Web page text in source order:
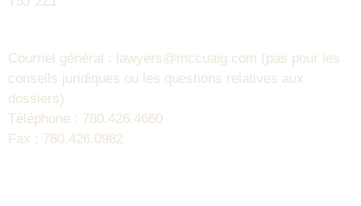
Courriel général : lawyers@mccuaig.com (pas pour les
conseils juridiques ou les questions relatives aux
dossiers)
Téléphone : 780.426.4660
Fax : 780.426.0982